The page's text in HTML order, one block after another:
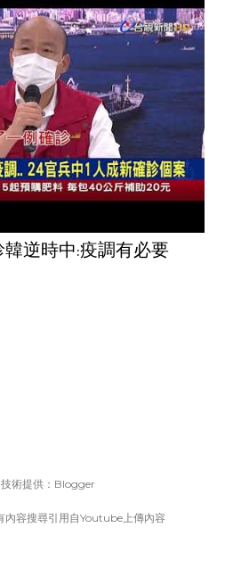
逆時中:疫調有必要
技術提供：Blogger
內容搜尋引用自Youtube上傳內容